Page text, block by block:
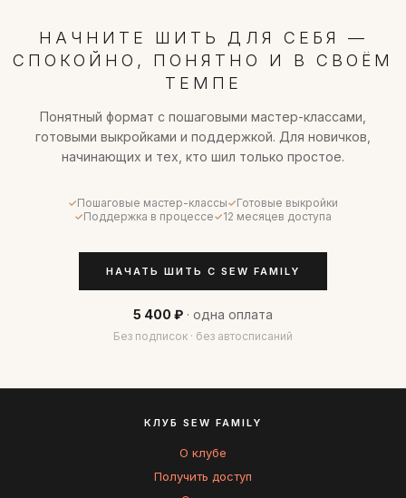
НАЧНИТЕ ШИТЬ ДЛЯ СЕБЯ —
СПОКОЙНО, ПОНЯТНО И В СВОЁМ
ТЕМПЕ
Понятный формат с пошаговыми мастер-классами,
готовыми выкройками и поддержкой. Для новичков,
начинающих и тех, кто шил только простое.
Пошаговые мастер-классы
Готовые выкройки
Поддержка в процессе
12 месяцев доступа
НАЧАТЬ ШИТЬ С SEW FAMILY
5 400 ₽ · одна оплата
Без подписок · без автосписаний
КЛУБ SEW FAMILY
О клубе
Получить доступ